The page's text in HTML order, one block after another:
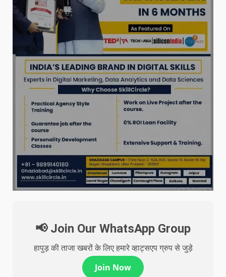
📢 Join Our WhatsApp Group
हापुड़ की ताजा खबरों के लिए हमारे व्हाट्सएप ग्रुप से जुड़े
Join Now